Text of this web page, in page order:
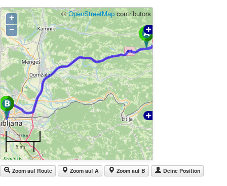
+
−
©OpenStreetMapcontributors
10 km
5 mi
Zoom auf Route Zoom auf A Zoom auf B Deine Position